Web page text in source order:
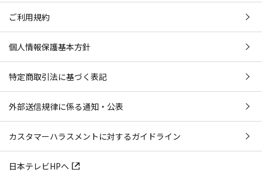
的]皮膚コンディショニング剤(ハリ・ツヤ)
[配合成分]セレブロシド／[配合目的]皮膚コンディショニン
グ剤(潤い)
[配合成分]グリセリン／[配合目的]湿潤剤
[配合成分]ペンチレングリコール／[配合目的]保湿剤
*6：効能評価試験済み
*7：卵殻膜 [配合目的]保湿成分
*8：[配合目的]保湿成分
閉じる
ご利用規約
個人情報保護基本方針
特定商取引法に基づく表記
外部送信規律に係る通知・公表
カスタマーハラスメントに対するガイドライン
日本テレビHPへ